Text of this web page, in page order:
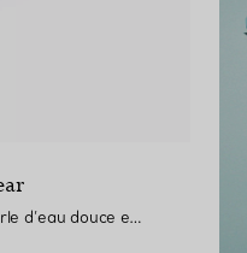
Bague en argent 925 millièmes et perle d’eau douce en argent 925 millièmes